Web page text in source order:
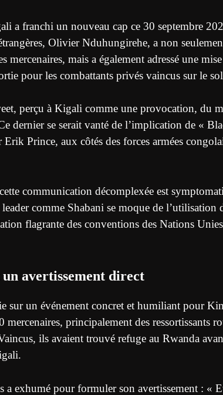
a franchi un nouveau cap ce 30 septembre
Olivier Nduhungirehe, a non
mais a également adressé une
pour les combattants privés vaincus sur le
perçu à Kigali comme une provocation, du
dernier se serait vanté de l’implication de «
Prince, aux côtés des forces armées
communication décomplexée est
comme Shabani se moque de l’utilisation
flagrante des conventions des Nations
avertissement direct
sur un événement concret et humiliant pour
principalement des ressortissants
ils avaient trouvé refuge au Rwanda
a exhumé pour formuler son avertissement : «